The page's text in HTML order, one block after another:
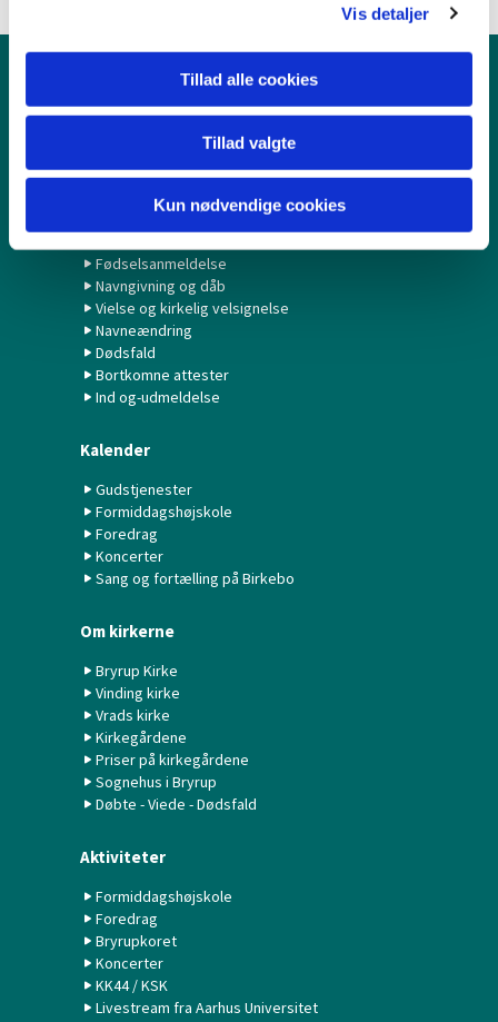
Vis detaljer
Tillad alle cookies
Tillad valgte
Kun nødvendige cookies
Konfirmation/Konfirmander
Minikonfirmander
Fødselsanmeldelse
Navngivning og dåb
Vielse og kirkelig velsignelse
Navneændring
Dødsfald
Bortkomne attester
Ind og-udmeldelse
Kalender
Gudstjenester
Formiddagshøjskole
Foredrag
Koncerter
Sang og fortælling på Birkebo
Om kirkerne
Bryrup Kirke
Vinding kirke
Vrads kirke
Kirkegårdene
Priser på kirkegårdene
Sognehus i Bryrup
Døbte - Viede - Dødsfald
Aktiviteter
Formiddagshøjskole
Foredrag
Bryrupkoret
Koncerter
KK44 / KSK
Livestream fra Aarhus Universitet